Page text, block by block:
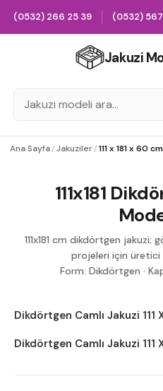
(0532) 266 25 39 (0532)
Jakuzi
Ana Sayfa/Jakuziler/111 x 181 x 60 cm
111x181
111x181 cm dikdörtgen
projeleri için üretici
Form: Dikdörtgen ·
Dikdörtgen Camlı Jakuzi 111
Dikdörtgen Camlı Jakuzi 111